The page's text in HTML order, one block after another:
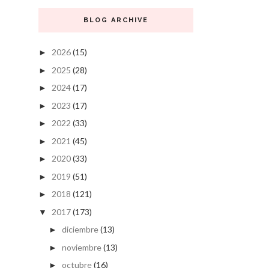
BLOG ARCHIVE
► 2026(15)
► 2025 (28)
► 2024(17)
► 2023 (17)
► 2022 (33)
► 2021 (45)
► 2020(33)
► 2019 (51)
► 2018 (121)
▼ 2017(173)
► diciembre(13)
► noviembre(13)
► octubre(16)